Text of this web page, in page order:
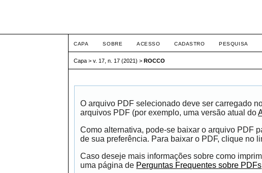
CAPA SOBRE ACESSO CADASTRO PESQUISA
Capa >v. 17, n. 17 (2021) >ROCCO
O arquivo PDF selecionado deve ser carregado
arquivos PDF (por exemplo, uma versão atual do
Como alternativa, pode-se baixar o arquivo PDF
de sua preferência. Para baixar o PDF, clique no
Caso deseje mais informações sobre como
uma página de Perguntas Frequentes sobre PDFs